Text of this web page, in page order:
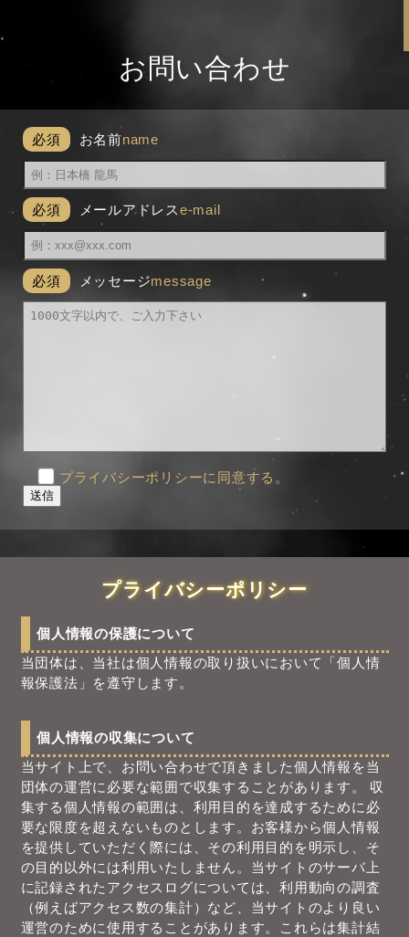
お問い合わせ
必須 お名前name
必須 メールアドレスe-mail
必須 メッセージmessage
プライバシーポリシーに同意する。
プライバシーポリシー
個人情報の保護について
当団体は、当社は個人情報の取り扱いにおいて「個人情
報保護法」を遵守します。
個人情報の収集について
当サイト上で、お問い合わせで頂きました個人情報を当
団体の運営に必要な範囲で収集することがあります。 収
集する個人情報の範囲は、利用目的を達成するために必
要な限度を超えないものとします。お客様から個人情報
を提供していただく際には、その利用目的を明示し、そ
の目的以外には利用いたしません。当サイトのサーバ上
に記録されたアクセスログについては、利用動向の調査
（例えばアクセス数の集計）など、当サイトのより良い
運営のために使用することがあります。これらは集計結